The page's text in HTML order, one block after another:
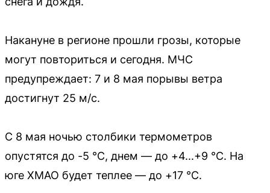
Накануне в регионе прошли грозы, которые
могут повториться и сегодня. МЧС
предупреждает: 7 и 8 мая порывы ветра
достигнут 25 м/с.
С 8 мая ночью столбики термометров
опустятся до -5 °C, днем — до +4...+9 °C. На
юге ХМАО будет теплее — до +17 °C.